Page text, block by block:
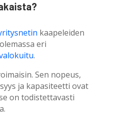
kaapeleiden
eri
.
Sen nopeus,
ja kapasiteetti ovat
on todistettavasti